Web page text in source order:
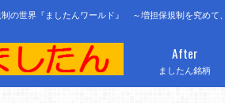
の世界『ましたんワールド』 ～増担保規制を究めて
ましたん銘柄
After